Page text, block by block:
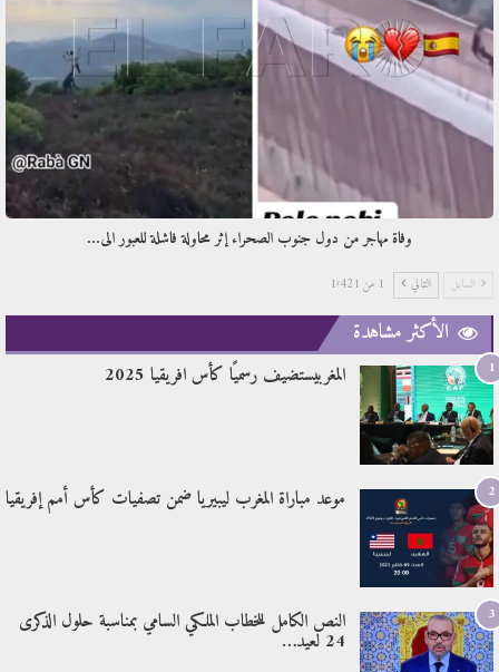
وفاة مهاجر من دول جنوب الصحراء إثر محاولة فاشلة للعبور الى…
السابق التالي 1 من 1٬421
الأكثر مشاهدة
1 المغربيستضيف رسميًا كأس افريقيا 2025
2 موعد مباراة المغرب ليبيريا ضمن تصفيات كأس أمم إفريقيا
3 النص الكامل للخطاب الملكي السامي بمناسبة حلول الذكرى
24 لعيد…